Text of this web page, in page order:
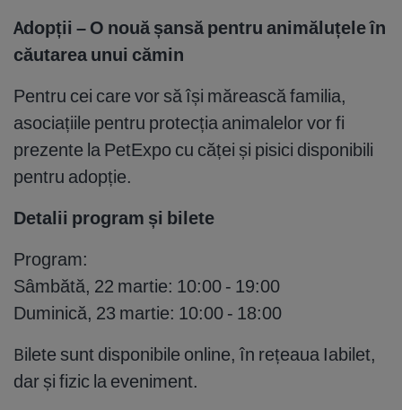
Adopții – O nouă șansă pentru animăluțele în
căutarea unui cămin
Pentru cei care vor să își mărească familia,
asociațiile pentru protecția animalelor vor fi
prezente la PetExpo cu căței și pisici disponibili
pentru adopție.
Detalii program și bilete
Program:
Sâmbătă, 22 martie: 10:00 - 19:00
Duminică, 23 martie: 10:00 - 18:00
Bilete sunt disponibile online, în rețeaua Iabilet,
dar și fizic la eveniment.